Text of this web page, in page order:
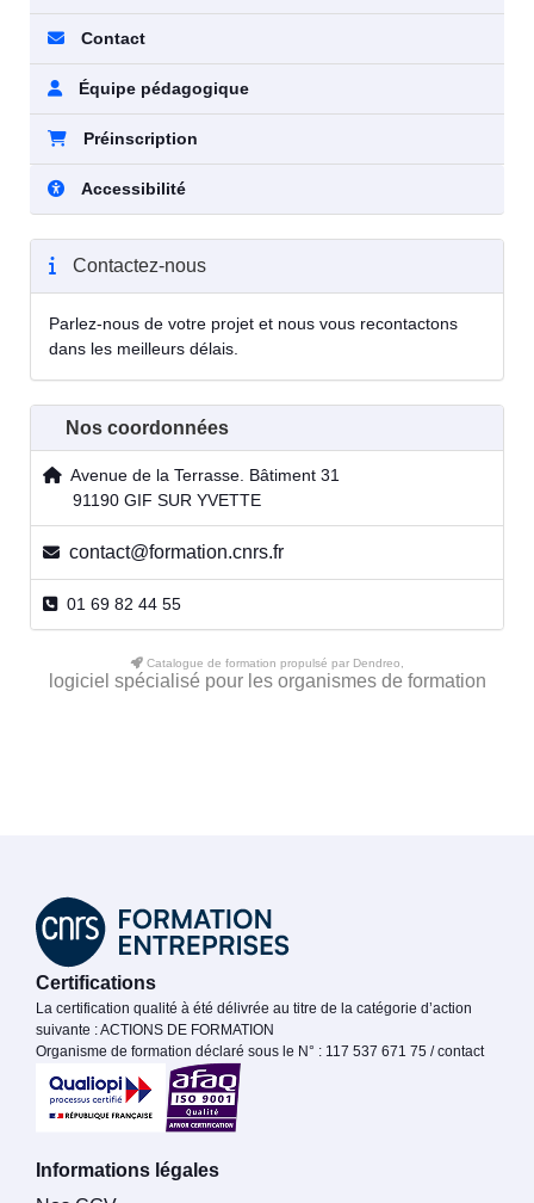
Contact
Équipe pédagogique
Préinscription
Accessibilité
Contactez-nous
Parlez-nous de votre projet et nous vous recontactons
dans les meilleurs délais.
Nos coordonnées
Avenue de la Terrasse. Bâtiment 31
91190 GIF SUR YVETTE
contact@formation.cnrs.fr
01 69 82 44 55
Catalogue de formation propulsé par Dendreo,
logiciel spécialisé pour les organismes de formation
Certifications
La certification qualité à été délivrée au titre de la catégorie d’action
suivante : ACTIONS DE FORMATION
Organisme de formation déclaré sous le N° : 117 537 671 75 / contact
Informations légales